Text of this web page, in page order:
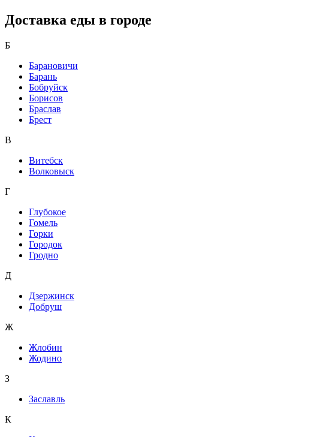
Доставка еды в городе
Б
Барановичи
Барань
Бобруйск
Борисов
Браслав
Брест
В
Витебск
Волковыск
Г
Глубокое
Гомель
Горки
Городок
Гродно
Д
Дзержинск
Добруш
Ж
Жлобин
Жодино
З
Заславль
К